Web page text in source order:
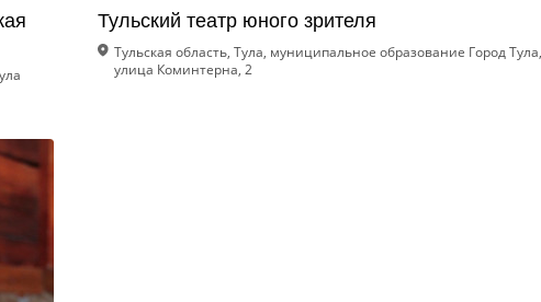
Тульский театр юного зрителя
Тульская область, Тула, муниципальное образование Город Тула,
улица Коминтерна, 2